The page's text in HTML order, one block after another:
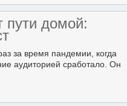
пути домой:
за время пандемии, когда
аудиторией сработало. Он